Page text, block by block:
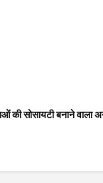
की सोसायटी बनाने वाला